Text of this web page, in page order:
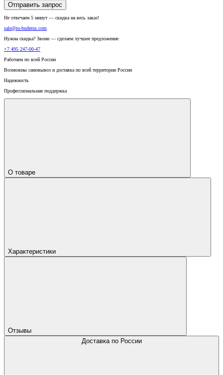
Отправить запрос
Не отвечаем 5 минут — скидка на весь заказ!
sale@ru-buderus.com
Нужна скидка? Звони — сделаем лучшее предложение
+7 495 247-00-47
Работаем по всей России
Возможны самовывоз и доставка по всей территории России
Надежность
Профессиональная поддержка
О товаре
Характеристики
Отзывы
Доставка по России